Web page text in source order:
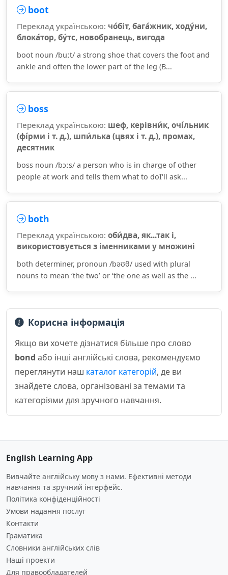
boot
Переклад українською: чо́біт, бага́жник, ходу́ни,
блока́тор, бу́тс, новобранець, вигода
boot noun /buːt/ a strong shoe that covers the foot and
ankle and often the lower part of the leg (B...
boss
Переклад українською: шеф, керівни́к, очі́льник
(фі́рми і т. д.), шпи́лька (цвях і т. д.), промах,
десятник
boss noun /bɔːs/ a person who is in charge of other
people at work and tells them what to doI'll ask...
both
Переклад українською: оби́два, як...так і,
використовується з іменниками у множині
both determiner, pronoun /bəʊθ/ used with plural
nouns to mean ‘the two’ or ‘the one as well as the ...
Корисна інформація
Якщо ви хочете дізнатися більше про слово
bond або інші англійські слова, рекомендуємо
переглянути наш каталог категорій, де ви
знайдете слова, організовані за темами та
категоріями для зручного навчання.
English Learning App
Вивчайте англійську мову з нами. Ефективні методи
навчання та зручний інтерфейс.
Політика конфіденційності
Умови надання послуг
Контакти
Граматика
Словники англійських слів
Наші проекти
Для правообладателей